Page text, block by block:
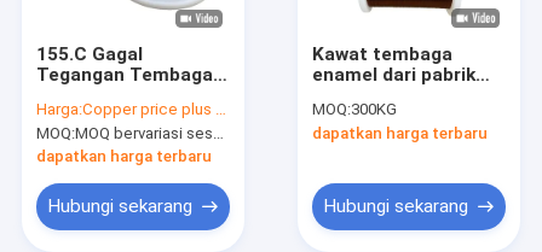
155.C Gagal
Tegangan Tembaga
0,01mm-0,5mm
Isolasi
Harga:Copper price plus processing fee plus freight
MOQ:MOQ bervariasi sesuai dengan ukuran spesifikasi
dapatkan harga terbaru
Hubungi sekarang
Kawat tembaga
enamel dari pabrik
oksigen untuk
peralatan listrik dan
MOQ:300KG
dapatkan harga terbaru
Hubungi sekarang